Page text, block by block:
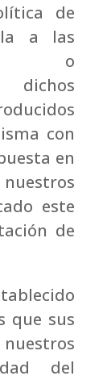
de
a las
o
dichos
con
en
este
de
que sus
del